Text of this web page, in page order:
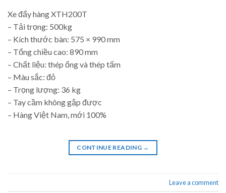
Xe đẩy hàng XTH200T
– Tải trọng: 500kg
– Kích thước bàn: 575 × 990 mm
– Tổng chiều cao: 890 mm
– Chất liệu: thép ống và thép tấm
– Màu sắc: đỏ
– Trọng lượng: 36 kg
– Tay cầm không gập được
– Hàng Việt Nam, mới 100%
CONTINUE READING →
Leave a comment